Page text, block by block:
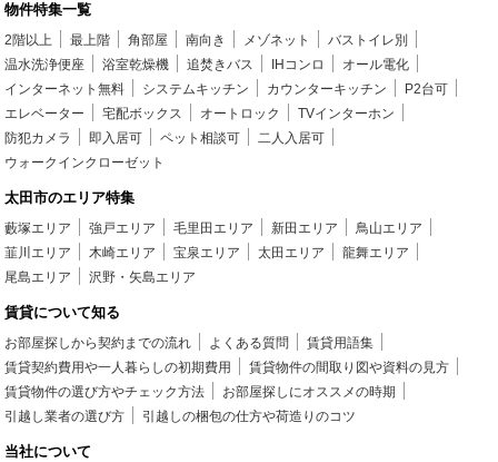
物件特集一覧
2階以上 最上階 角部屋 南向き メゾネット
バストイレ別
温水洗浄便座
浴室乾燥機 追焚きバス IHコンロ
オール電化
インターネット無料
システムキッチン カウンターキッチン
P2台可
エレベーター
宅配ボックス オートロック
TVインターホン
防犯カメラ
即入居可 ペット相談可
二人入居可
ウォークインクローゼット
太田市のエリア特集
藪塚エリア 強戸エリア 毛里田エリア 新田エリア
鳥山エリア
韮川エリア
木崎エリア 宝泉エリア 太田エリア
龍舞エリア
尾島エリア
沢野・矢島エリア
賃貸について知る
お部屋探しから契約までの流れ よくある質問
賃貸用語集
賃貸契約費用や一人暮らしの初期費用
賃貸物件の間取り図や資料の見方
賃貸物件の選び方やチェック方法
お部屋探しにオススメの時期
引越し業者の選び方
引越しの梱包の仕方や荷造りのコツ
当社について